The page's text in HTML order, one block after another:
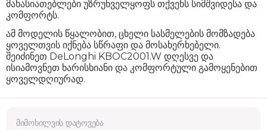
მახასიათებლები უზრუნველყოფს თქვენს სიმშვიდესა და
კომფორტს.
ამ მოდელის წყალობით, ცხელი სასმელების მომზადება
ყოველთვის იქნება სწრაფი და მოსახერხებელი.
შეიძინეთ DeLonghi KBOC2001.W დღესვე და
ისიამოვნეთ ხარისხიანი და კომფორტული გამოყენებით
ყოველდღიურად.